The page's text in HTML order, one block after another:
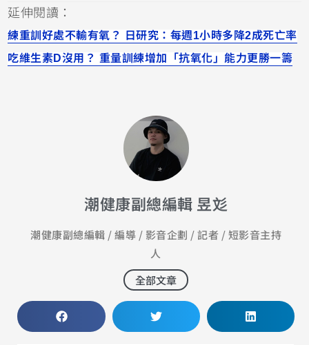
延伸閱讀：
練重訓好處不輸有氧？ 日研究：每週1小時多降2成死亡率
吃維生素D沒用？ 重量訓練增加「抗氧化」能力更勝一籌
潮健康副總編輯 昱彣
潮健康副總編輯 / 編導 / 影音企劃 / 記者 / 短影音主持
人
全部文章